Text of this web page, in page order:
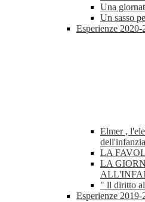
Una
Un sasso
Esperienze
Elmer ,
LA
LA
" ll diritto
Esperienze